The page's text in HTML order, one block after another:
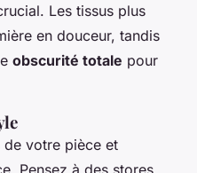
Les tissus plus
en douceur, tandis
obscurité totale pour
de votre pièce et
Pensez à des stores